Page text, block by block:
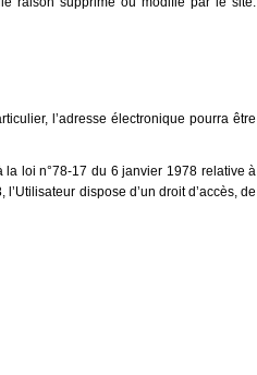
l’adresse électronique pourra être
la loi n°78-17 du 6 janvier 1978 relative à
dispose d’un droit d’accès, de